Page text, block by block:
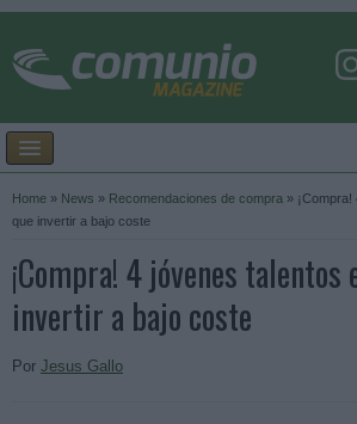
Home » News » Recomendaciones de compra »
que invertir a bajo coste
¡Compra! 4 jóvenes talentos
invertir a bajo coste
Por Jesus Gallo